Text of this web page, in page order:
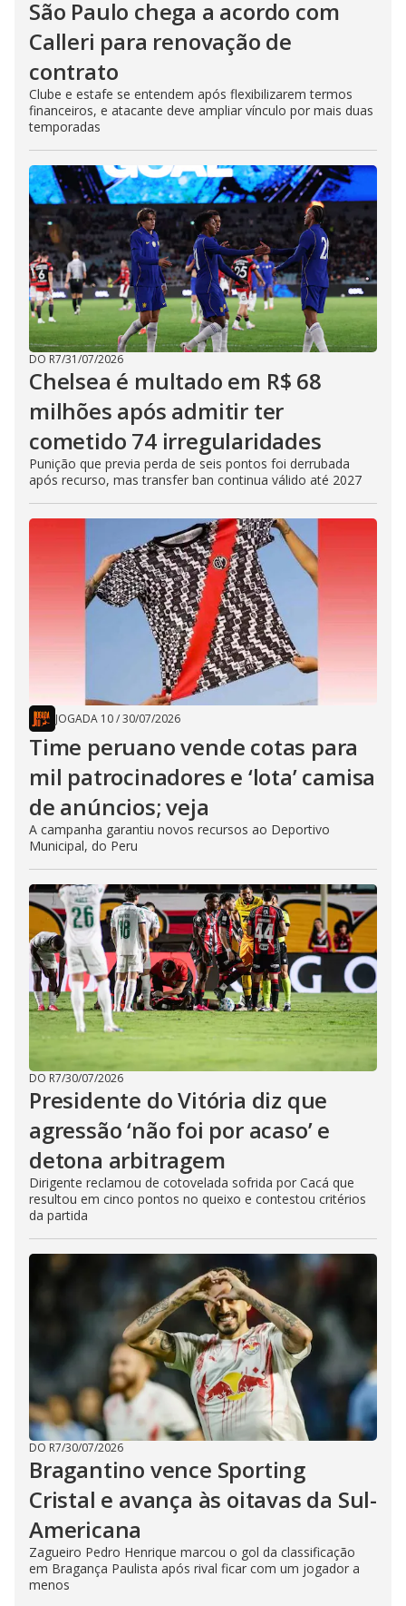
São Paulo chega a acordo com
Calleri para renovação de
contrato
Clube e estafe se entendem após flexibilizarem termos
financeiros, e atacante deve ampliar vínculo por mais duas
temporadas
DO R7/31/07/2026
Chelsea é multado em R$ 68
milhões após admitir ter
cometido 74 irregularidades
Punição que previa perda de seis pontos foi derrubada
após recurso, mas transfer ban continua válido até 2027
JOGADA 10/30/07/2026
Time peruano vende cotas para
mil patrocinadores e ‘lota’ camisa
de anúncios; veja
A campanha garantiu novos recursos ao Deportivo
Municipal, do Peru
DO R7/30/07/2026
Presidente do Vitória diz que
agressão ‘não foi por acaso’ e
detona arbitragem
Dirigente reclamou de cotovelada sofrida por Cacá que
resultou em cinco pontos no queixo e contestou critérios
da partida
DO R7/30/07/2026
Bragantino vence Sporting
Cristal e avança às oitavas da Sul-
Americana
Zagueiro Pedro Henrique marcou o gol da classificação
em Bragança Paulista após rival ficar com um jogador a
menos